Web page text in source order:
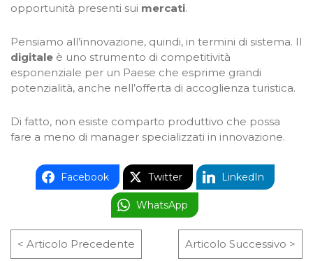
opportunità presenti sui mercati.
Pensiamo all’innovazione, quindi, in termini di sistema. Il
digitale è uno strumento di competitività
esponenziale per un Paese che esprime grandi
potenzialità, anche nell’offerta di accoglienza turistica.
Di fatto, non esiste comparto produttivo che possa
fare a meno di manager specializzati in innovazione.
Facebook Twitter LinkedIn
WhatsApp
< Articolo Precedente Articolo Successivo >